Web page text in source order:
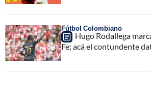
Fútbol Colombiano
Hugo Rodallega
Fe; acá el contundente